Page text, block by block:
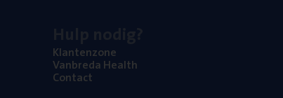
Klan­ten­zo­ne
Van­b­re­da Health
Con­tact